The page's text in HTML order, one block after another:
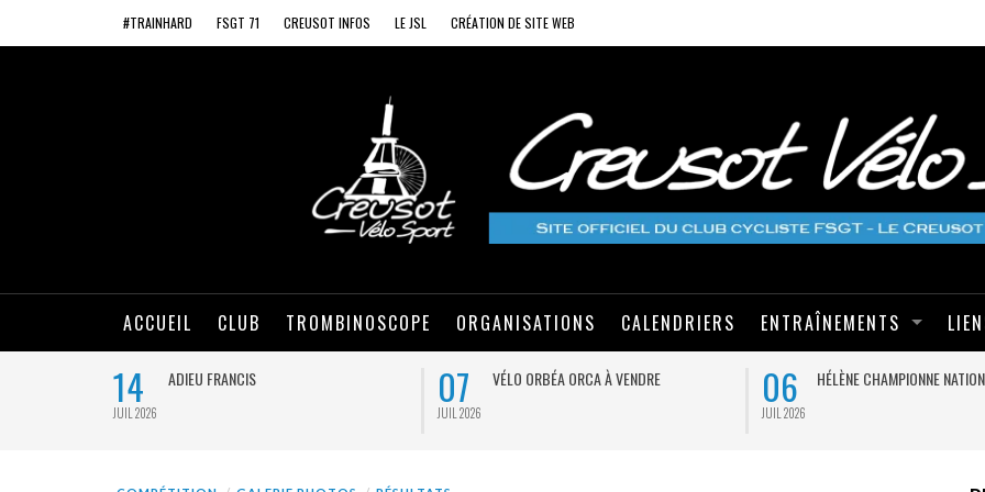
#TRAINHARD FSGT 71 CREUSOT INFOS LE JSL CRÉATION DE SITE WEB
ACCUEIL CLUB TROMBINOSCOPE ORGANISATIONS CALENDRIERS ENTRAÎNEMENTS
14
JUIL 2026
ADIEU FRANCIS 07
JUIL 2026
VÉLO ORBÉA ORCA À VENDRE 06
JUIL 2026
HÉLÈNE CHAMPIONNE